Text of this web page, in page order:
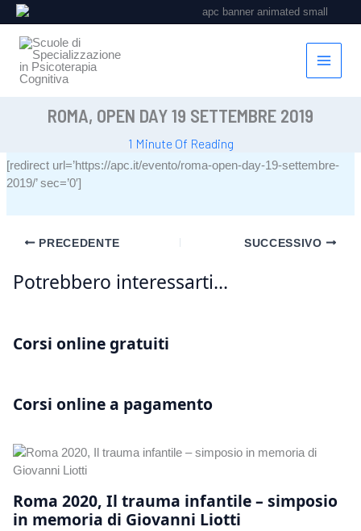
al
contenuto
ROMA, OPEN DAY 19 SETTEMBRE 2019
1 Minute Of Reading
[redirect url=’https://apc.it/evento/roma-open-day-19-settembre-
2019/’ sec=’0′]
PRECEDENTE SUCCESSIVO
Potrebbero interessarti...
Corsi online gratuiti
Corsi online a pagamento
Roma 2020, Il trauma infantile – simposio
in memoria di Giovanni Liotti